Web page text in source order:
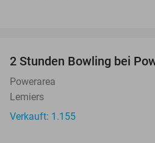
2 Stunden Bowling bei
Powerarea
Lemiers
Verkauft: 1.155